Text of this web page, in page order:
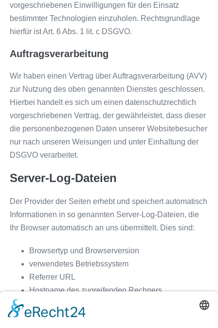
vorgeschriebenen Einwilligungen für den Einsatz
bestimmter Technologien einzuholen. Rechtsgrundlage
hierfür ist Art. 6 Abs. 1 lit. c DSGVO.
Auftragsverarbeitung
Wir haben einen Vertrag über Auftragsverarbeitung (AVV)
zur Nutzung des oben genannten Dienstes geschlossen.
Hierbei handelt es sich um einen datenschutzrechtlich
vorgeschriebenen Vertrag, der gewährleistet, dass dieser
die personenbezogenen Daten unserer Websitebesucher
nur nach unseren Weisungen und unter Einhaltung der
DSGVO verarbeitet.
Server-Log-Dateien
Der Provider der Seiten erhebt und speichert automatisch
Informationen in so genannten Server-Log-Dateien, die
Ihr Browser automatisch an uns übermittelt. Dies sind:
Browsertyp und Browserversion
verwendetes Betriebssystem
Referrer URL
Hostname des zugreifenden Rechners
IP-Adresse